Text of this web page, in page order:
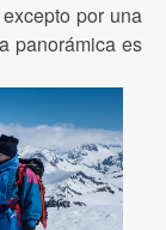
por una
panorámica es